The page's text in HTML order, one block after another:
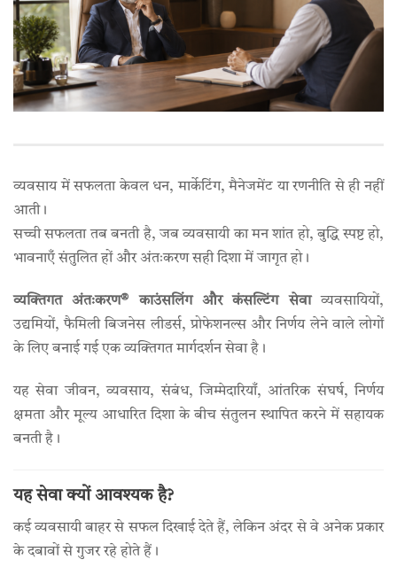
व्यवसाय में सफलता केवल धन, मार्केटिंग, मैनेजमेंट या रणनीति से ही नहीं
आती।
सच्ची सफलता तब बनती है, जब व्यवसायी का मन शांत हो, बुद्धि स्पष्ट हो,
भावनाएँ संतुलित हों और अंतःकरण सही दिशा में जागृत हो।
व्यक्तिगत अंतःकरण® काउंसलिंग और कंसल्टिंग सेवाव्यवसायियों,
उद्यमियों, फैमिली बिजनेस लीडर्स, प्रोफेशनल्स और निर्णय लेने वाले लोगों
के लिए बनाई गई एक व्यक्तिगत मार्गदर्शन सेवा है।
यह सेवा जीवन, व्यवसाय, संबंध, जिम्मेदारियाँ, आंतरिक संघर्ष, निर्णय
क्षमता और मूल्य आधारित दिशा के बीच संतुलन स्थापित करने में सहायक
बनती है।
यह सेवा क्यों आवश्यक है?
कई व्यवसायी बाहर से सफल दिखाई देते हैं, लेकिन अंदर से वे अनेक प्रकार
के दबावों से गुजर रहे होते हैं।